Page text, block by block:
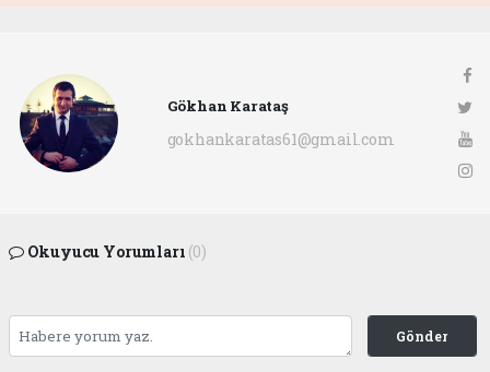
Gökhan Karataş
gokhankaratas61@gmail.com
Okuyucu Yorumları (0)
Gönder